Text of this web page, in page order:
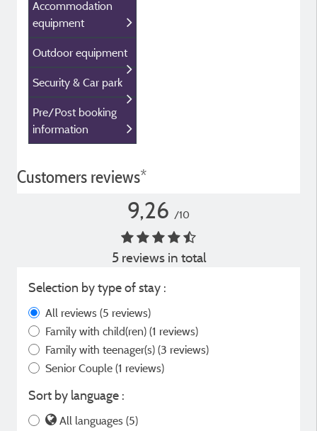
Accommodation
equipment
Outdoor equipment
Security & Car park
Pre/Post booking
information
Customers reviews*
9,26 /10
5 reviews in total
Selection by type of stay :
All reviews (5 reviews)
Family with child(ren) (1 reviews)
Family with teenager(s) (3 reviews)
Senior Couple (1 reviews)
Sort by language :
All languages (5)